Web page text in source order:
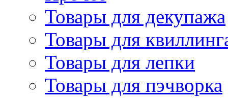
Товары для декупажа
Товары для
Товары для лепки
Товары для пэчворка